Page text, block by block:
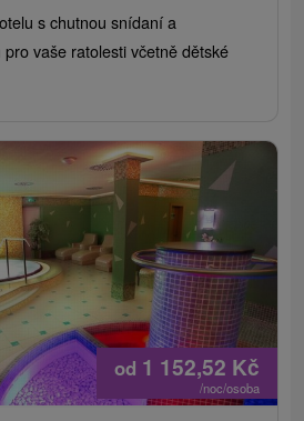
s chutnou snídaní a
vaše ratolesti včetně dětské
od 1 152,52 Kč
/noc/osoba